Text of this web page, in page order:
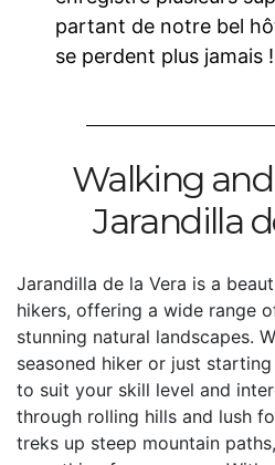
partant de notre bel
se perdent plus jamais !
Walking
Jarandilla
Jarandilla de la Vera is a
hikers, offering a wide range
stunning natural landscapes.
seasoned hiker or just
to suit your skill level and
through rolling hills and lush
treks up steep mountain